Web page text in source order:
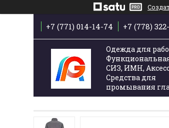
+7 (771) 014-14-74 +7 (778)
Одежда для
СИЗ, ИМН,
Средства для
промывания